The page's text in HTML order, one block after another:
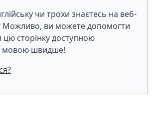
чи трохи знаєтесь на веб-
Можливо, ви можете допомогти
сторінку доступною
мовою швидше!